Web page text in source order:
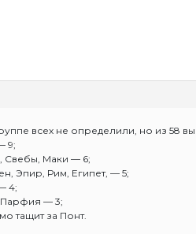
всех не определили, но из 58
9;
Свебы, Маки — 6;
Эпир, Рим, Египет, — 5;
4;
— 3;
тащит за Понт.